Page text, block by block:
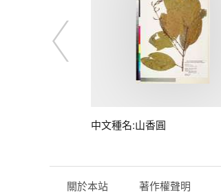
中文種名:山香圓
關於本站 著作權聲明